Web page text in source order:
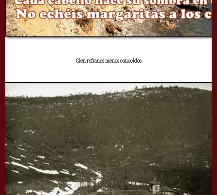
Cien refranes menos conocidos